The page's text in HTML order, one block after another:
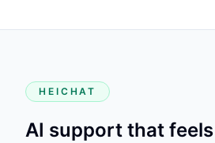
HEICHAT
AI support that